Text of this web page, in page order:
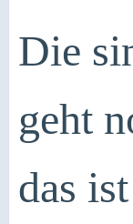
Die
geht
das